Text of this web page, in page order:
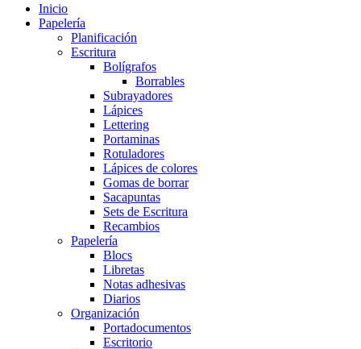
Inicio
Papelería
Planificación
Escritura
Bolígrafos
Borrables
Subrayadores
Lápices
Lettering
Portaminas
Rotuladores
Lápices de colores
Gomas de borrar
Sacapuntas
Sets de Escritura
Recambios
Papelería
Blocs
Libretas
Notas adhesivas
Diarios
Organización
Portadocumentos
Escritorio